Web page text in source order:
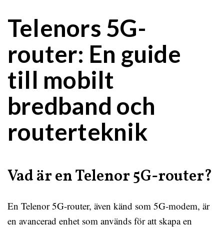
Telenors 5G-
router: En guide
till mobilt
bredband och
routerteknik
Vad är en Telenor 5G-router?
En Telenor 5G-router, även känd som 5G-modem, är
en avancerad enhet som används för att skapa en